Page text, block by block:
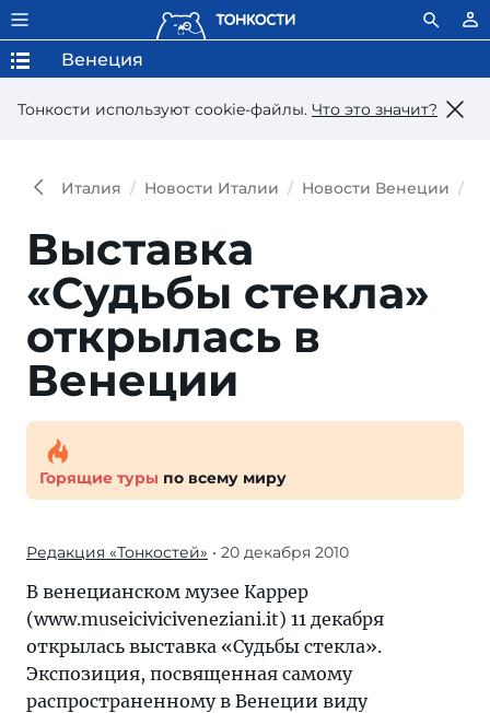
Тонкости используют сookie-файлы. Что это значит?
Венеция
Италия Новости Италии Новости Венеции
Выставка
«Судьбы стекла»
открылась в
Венеции
Горящие туры по всему миру
Редакция «Тонкостей» • 20 декабря 2010
В венецианском музее Каррер
(www.museiciviciveneziani.it) 11 декабря
открылась выставка «Судьбы стекла».
Экспозиция, посвященная самому
распространенному в Венеции виду